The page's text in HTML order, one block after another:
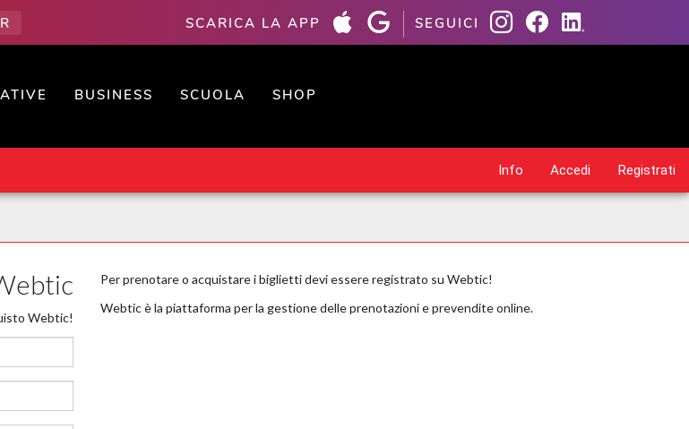
SCARICA LA APP SEGUICI
BUSINESS SCUOLA SHOP